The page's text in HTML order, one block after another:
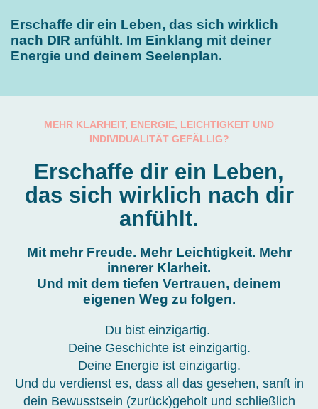
Erschaffe dir ein Leben, das sich wirklich
nach DIR anfühlt. Im Einklang mit deiner
Energie und deinem Seelenplan.
MEHR KLARHEIT, ENERGIE, LEICHTIGKEIT UND
INDIVIDUALITÄT GEFÄLLIG?
Erschaffe dir ein Leben,
das sich wirklich nach dir
anfühlt.
Mit mehr Freude. Mehr Leichtigkeit. Mehr
innerer Klarheit.
Und mit dem tiefen Vertrauen, deinem
eigenen Weg zu folgen.
Du bist einzigartig.
Deine Geschichte ist einzigartig.
Deine Energie ist einzigartig.
Und du verdienst es, dass all das gesehen, sanft in
dein Bewusstsein (zurück)geholt und schließlich